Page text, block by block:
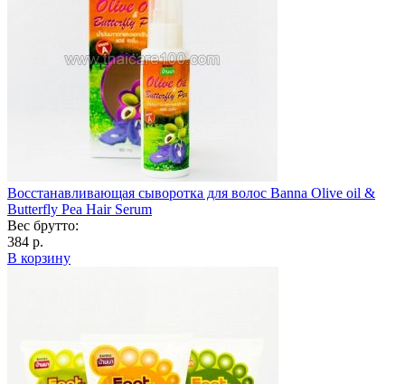
Восстанавливающая сыворотка для волос Banna Olive oil &
Butterfly Pea Hair Serum
Вес брутто:
384 р.
В корзину